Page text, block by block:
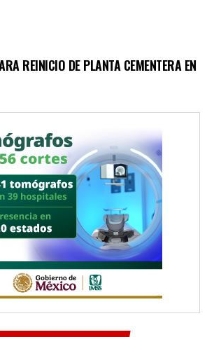
REINICIO DE PLANTA CEMENTERA EN